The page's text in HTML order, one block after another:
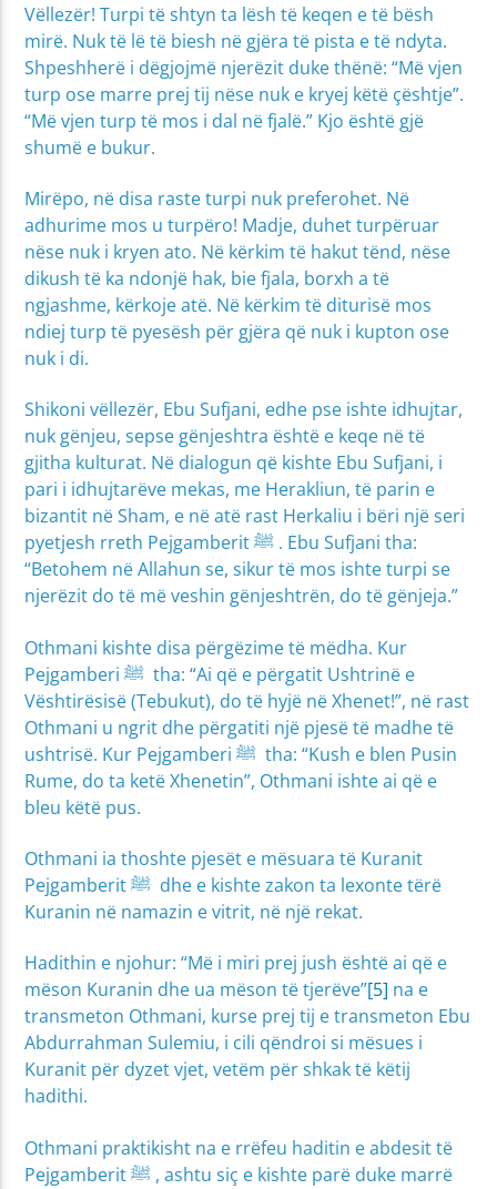
Vëllezër! Turpi të shtyn ta lësh të keqen e të bësh
mirë. Nuk të lë të biesh në gjëra të pista e të ndyta.
Shpeshherë i dëgjojmë njerëzit duke thënë: “Më vjen
turp ose marre prej tij nëse nuk e kryej këtë çështje”.
“Më vjen turp të mos i dal në fjalë.” Kjo është gjë
shumë e bukur.
Mirëpo, në disa raste turpi nuk preferohet. Në
adhurime mos u turpëro! Madje, duhet turpëruar
nëse nuk i kryen ato. Në kërkim të hakut tënd, nëse
dikush të ka ndonjë hak, bie fjala, borxh a të
ngjashme, kërkoje atë. Në kërkim të diturisë mos
ndiej turp të pyesësh për gjëra që nuk i kupton ose
nuk i di.
Shikoni vëllezër, Ebu Sufjani, edhe pse ishte idhujtar,
nuk gënjeu, sepse gënjeshtra është e keqe në të
gjitha kulturat. Në dialogun që kishte Ebu Sufjani, i
pari i idhujtarëve mekas, me Herakliun, të parin e
bizantit në Sham, e në atë rast Herkaliu i bëri një seri
pyetjesh rreth Pejgamberit ﷺ . Ebu Sufjani tha:
“Betohem në Allahun se, sikur të mos ishte turpi se
njerëzit do të më veshin gënjeshtrën, do të gënjeja.”
Othmani kishte disa përgëzime të mëdha. Kur
Pejgamberi ﷺ tha: “Ai që e përgatit Ushtrinë e
Vështirësisë (Tebukut), do të hyjë në Xhenet!”, në rast
Othmani u ngrit dhe përgatiti një pjesë të madhe të
ushtrisë. Kur Pejgamberi ﷺ tha: “Kush e blen Pusin
Rume, do ta ketë Xhenetin”, Othmani ishte ai që e
bleu këtë pus.
Othmani ia thoshte pjesët e mësuara të Kuranit
Pejgamberit ﷺ dhe e kishte zakon ta lexonte tërë
Kuranin në namazin e vitrit, në një rekat.
Hadithin e njohur: “Më i miri prej jush është ai që e
mëson Kuranin dhe ua mëson të tjerëve”[5] na e
transmeton Othmani, kurse prej tij e transmeton Ebu
Abdurrahman Sulemiu, i cili qëndroi si mësues i
Kuranit për dyzet vjet, vetëm për shkak të këtij
hadithi.
Othmani praktikisht na e rrëfeu haditin e abdesit të
Pejgamberit ﷺ , ashtu siç e kishte parë duke marrë